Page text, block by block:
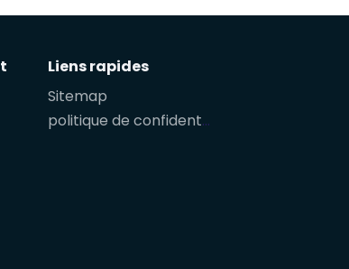
Liens rapides
Sitemap
politique de confidentialité